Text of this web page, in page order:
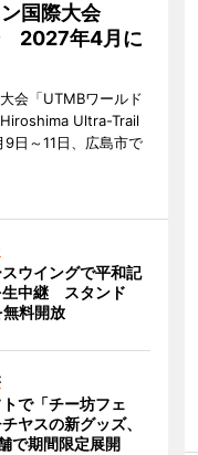
国際大会
2027年4月に
会「UTMBワールド
Ultra-Trail
日～11日、広島市で
ウイングで平和記
生中継 スタンド
料開放
で「チー坊フェ
ヤスの新グッズ、
で期間限定展開